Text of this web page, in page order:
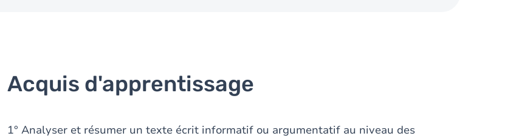
Acquis d'apprentissage
1° Analyser et résumer un texte écrit informatif ou argumentatif au niveau des